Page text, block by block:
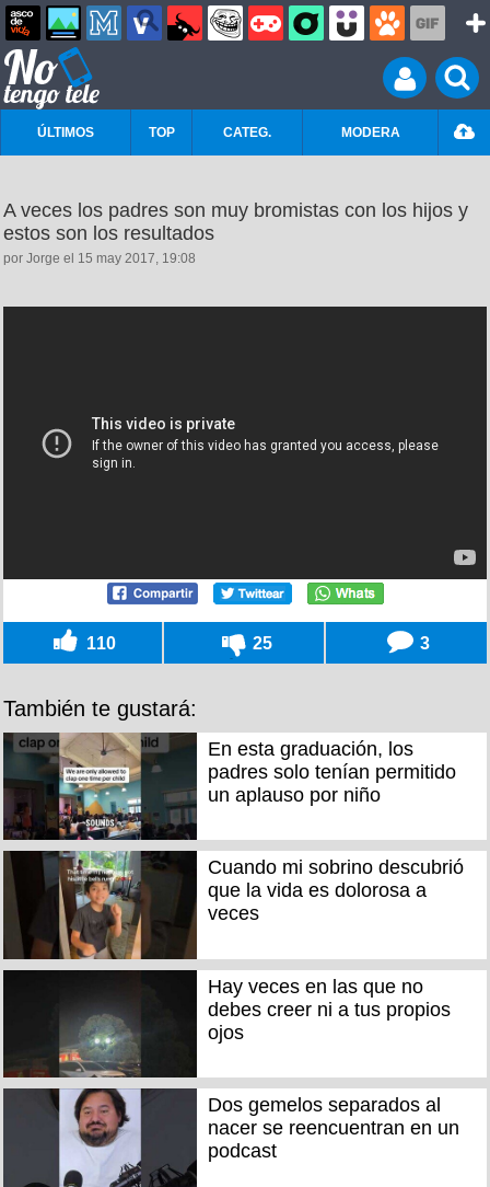
ÚLTIMOS TOP CATEG. MODERA
A veces los padres son muy bromistas con los hijos y
estos son los resultados
por Jorge el 15 may 2017, 19:08
110 25 3
También te gustará:
En esta graduación, los
padres solo tenían permitido
un aplauso por niño
Cuando mi sobrino descubrió
que la vida es dolorosa a
veces
Hay veces en las que no
debes creer ni a tus propios
ojos
Dos gemelos separados al
nacer se reencuentran en un
podcast